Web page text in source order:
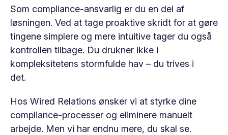
Som compliance-ansvarlig er du en del af
løsningen. Ved at tage proaktive skridt for at gøre
tingene simplere og mere intuitive tager du også
kontrollen tilbage. Du drukner ikke i
kompleksitetens stormfulde hav – du trives i
det.
Hos Wired Relations ønsker vi at styrke dine
compliance-processer og eliminere manuelt
arbejde. Men vi har endnu mere, du skal se.